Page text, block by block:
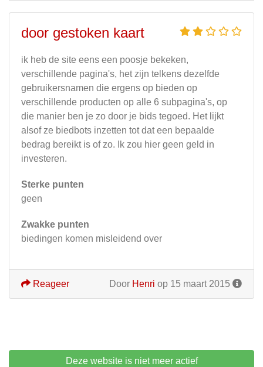
door gestoken kaart
ik heb de site eens een poosje bekeken,
verschillende pagina's, het zijn telkens dezelfde
gebruikersnamen die ergens op bieden op
verschillende producten op alle 6 subpagina's, op
die manier ben je zo door je bids tegoed. Het lijkt
alsof ze biedbots inzetten tot dat een bepaalde
bedrag bereikt is of zo. Ik zou hier geen geld in
investeren.
Sterke punten
geen
Zwakke punten
biedingen komen misleidend over
Door Henri op 15 maart 2015
Reageer
Deze website is niet meer actief